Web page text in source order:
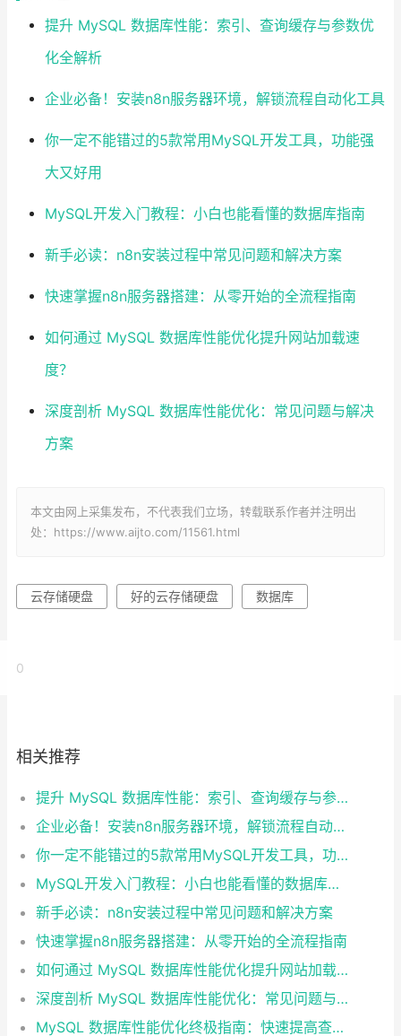
提升 MySQL 数据库性能：索引、查询缓存与参数优
化全解析
企业必备！安装n8n服务器环境，解锁流程自动化工具
你一定不能错过的5款常用MySQL开发工具，功能强
大又好用
MySQL开发入门教程：小白也能看懂的数据库指南
新手必读：n8n安装过程中常见问题和解决方案
快速掌握n8n服务器搭建：从零开始的全流程指南
如何通过 MySQL 数据库性能优化提升网站加载速
度？
深度剖析 MySQL 数据库性能优化：常见问题与解决
方案
本文由网上采集发布，不代表我们立场，转载联系作者并注明出
处：https://www.aijto.com/11561.html
云存储硬盘 好的云存储硬盘 数据库
0
相关推荐
提升 MySQL 数据库性能：索引、查询缓存与参数优化全解析
企业必备！安装n8n服务器环境，解锁流程自动化工具
你一定不能错过的5款常用MySQL开发工具，功能强大又好用
MySQL开发入门教程：小白也能看懂的数据库指南
新手必读：n8n安装过程中常见问题和解决方案
快速掌握n8n服务器搭建：从零开始的全流程指南
如何通过 MySQL 数据库性能优化提升网站加载速度？
深度剖析 MySQL 数据库性能优化：常见问题与解决方案
MySQL 数据库性能优化终极指南：快速提高查询效率的10个技巧